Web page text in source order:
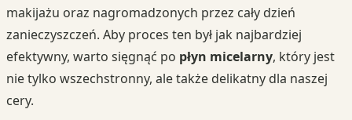
makijażu oraz nagromadzonych przez cały dzień
zanieczyszczeń. Aby proces ten był jak najbardziej
efektywny, warto sięgnąć po płyn micelarny, który jest
nie tylko wszechstronny, ale także delikatny dla naszej
cery.